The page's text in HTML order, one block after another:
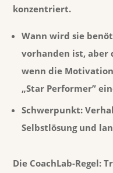
konzentriert.
Wann wird sie
vorhanden ist, aber
wenn die
„Star Performer”
Schwerpunkt:
Selbstlösung und
Die CoachLab-Regel: